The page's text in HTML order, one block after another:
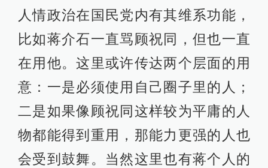
人情政治在国民党内有其维系功能，
比如蒋介石一直骂顾祝同，但也一直
在用他。这里或许传达两个层面的用
意：一是必须使用自己圈子里的人；
二是如果像顾祝同这样较为平庸的人
物都能得到重用，那能力更强的人也
会受到鼓舞。当然这里也有蒋个人的